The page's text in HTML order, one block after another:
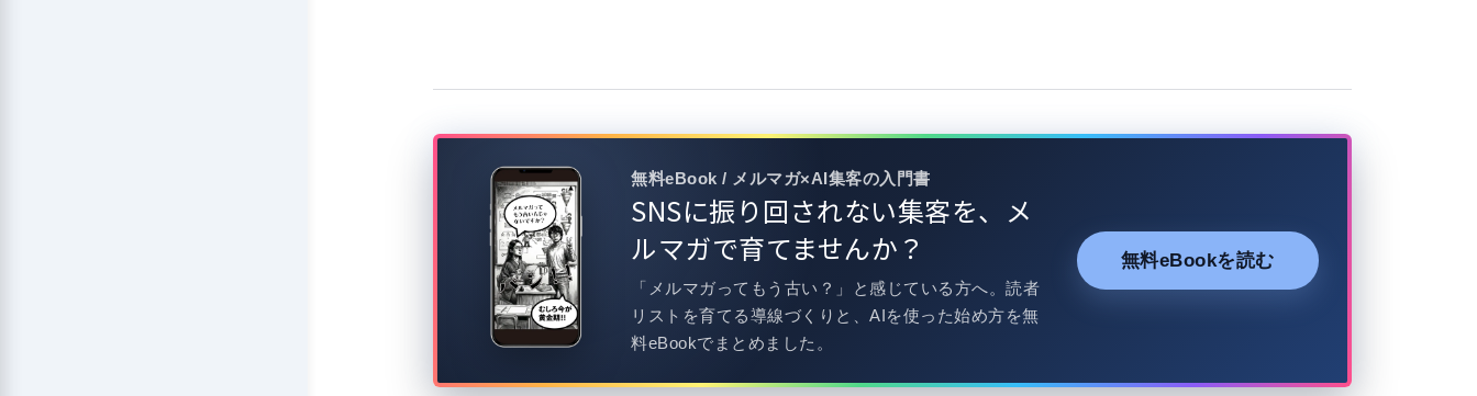
無料eBook / メルマガ×AI集客の入門書
SNSに振り回されない集客を、メ
ルマガで育てませんか？
「メルマガってもう古い？」と感じている方へ。読者
リストを育てる導線づくりと、AIを使った始め方を無
料eBookでまとめました。
無料eBookを読む